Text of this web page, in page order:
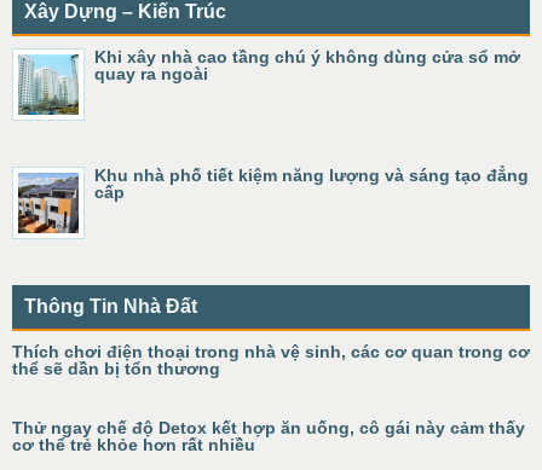
Xây Dựng – Kiến Trúc
Khi xây nhà cao tầng chú ý không dùng cửa sổ mở
quay ra ngoài
Khu nhà phố tiết kiệm năng lượng và sáng tạo đẳng
cấp
Thông Tin Nhà Đất
Thích chơi điện thoại trong nhà vệ sinh, các cơ quan trong cơ
thể sẽ dần bị tổn thương
Thử ngay chế độ Detox kết hợp ăn uống, cô gái này cảm thấy
cơ thể trẻ khỏe hơn rất nhiều